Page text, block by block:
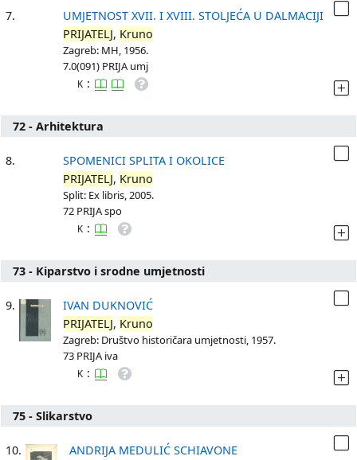
7.
UMJETNOST XVII. I XVIII. STOLJEĆA U DALMACIJI
PRIJATELJ, Kruno
Zagreb: MH, 1956.
7.0(091) PRIJA umj
K :
72 - Arhitektura
8.
SPOMENICI SPLITA I OKOLICE
PRIJATELJ, Kruno
Split: Ex libris, 2005.
72 PRIJA spo
K :
73 - Kiparstvo i srodne umjetnosti
9.
IVAN DUKNOVIĆ
PRIJATELJ, Kruno
Zagreb: Društvo historičara umjetnosti, 1957.
73 PRIJA iva
K :
75 - Slikarstvo
10.
ANDRIJA MEDULIĆ SCHIAVONE